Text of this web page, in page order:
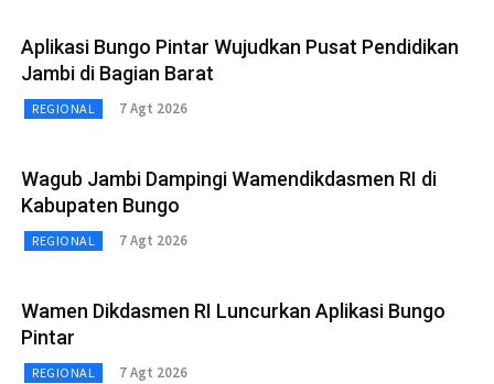
Aplikasi Bungo Pintar Wujudkan Pusat Pendidikan
Jambi di Bagian Barat
REGIONAL 7 Agt 2026
Wagub Jambi Dampingi Wamendikdasmen RI di
Kabupaten Bungo
REGIONAL 7 Agt 2026
Wamen Dikdasmen RI Luncurkan Aplikasi Bungo
Pintar
REGIONAL 7 Agt 2026